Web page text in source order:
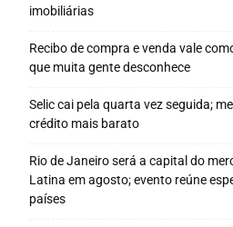
imobiliárias
Recibo de compra e venda vale
que muita gente desconhece
Selic cai pela quarta vez seguida;
crédito mais barato
Rio de Janeiro será a capital do
Latina em agosto; evento reúne
países